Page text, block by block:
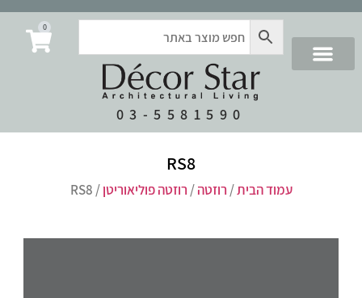
03-5581590
0
RS8
עמוד הבית/ רוזטה/ רוזטה פוליאוריטן/ RS8